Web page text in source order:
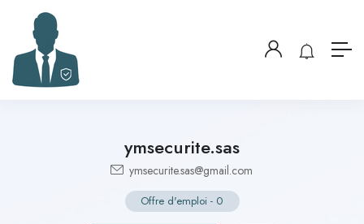
ymsecurite.sas
ymsecurite.sas@gmail.com
Offre d'emploi - 0